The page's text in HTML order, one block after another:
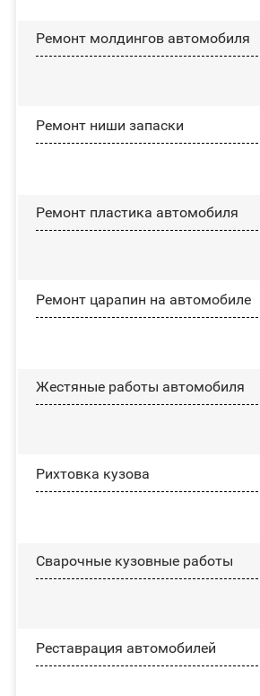
Ремонт молдингов автомобиля
Ремонт ниши запаски
Ремонт пластика автомобиля
Ремонт царапин на автомобиле
Жестяные работы автомобиля
Рихтовка кузова
Сварочные кузовные работы
Реставрация автомобилей